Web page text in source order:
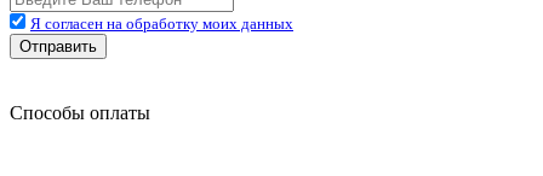
Я согласен на обработку моих данных
Отправить
Способы оплаты